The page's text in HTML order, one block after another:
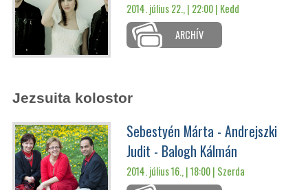
2014. július 22., | 22:00 | Kedd
ARCHÍV
Jezsuita kolostor
Sebestyén Márta - Andrejszki
Judit - Balogh Kálmán
2014. július 16., | 18:00 | Szerda